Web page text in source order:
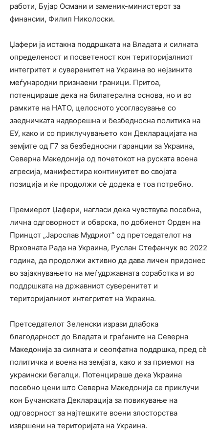
работи, Бујар Османи и заменик-министерот за
финансии, Филип Николоски.
Џафери ја истакна поддршката на Владата и силната
определеност и посветеност кон територијалниот
интегритет и суверенитет на Украина во нејзините
меѓународни признаени граници. Притоа,
потенцираше дека на билатерална основа, но и во
рамките на НАТО, целосното усогласување со
заедничката надворешна и безбедносна политика на
ЕУ, како и со приклучувањето кон Декларацијата на
земјите од Г7 за безбедносни гаранции за Украина,
Северна Македонија од почетокот на руската воена
агресија, манифестира континуитет во својата
позиција и ќе продолжи сè додека е тоа потребно.
Премиерот Џафери, нагласи дека чувствува посебна,
лична одговорност и обврска, по добиенот Орден на
Принцот „Јарослав Мудриот“ од претседателот на
Врховната Рада на Украина, Руслан Стефанчук во 2022
година, да продолжи активно да дава личен придонес
во зајакнувањето на меѓудржавната соработка и во
поддршката на државниот суверенитет и
територијалниот интегритет на Украина.
Претседателот Зеленски изрази длабока
благодарност до Владата и граѓаните на Северна
Македонија за силната и сеопфатна поддршка, пред сѐ
политичка и воена на земјата, како и за приемот на
украински бегалци. Потенцираше дека Украина
посебно цени што Северна Македонија се приклучи
кон Бучанската Декларација за повикување на
одговорност за најтешките воени злосторства
извршени на територијата на Украина.